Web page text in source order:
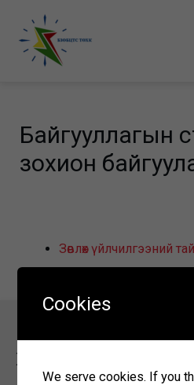
content
Байгууллагын
зохион
Зөвлөх үйлчилгээний
Холбоо барих
Cookies
We serve cookies. If you